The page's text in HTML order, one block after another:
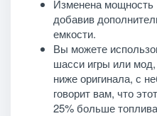
Изменена мощность
добавив
емкости.
Вы можете
шасси игры или
ниже оригинала, с
говорит вам, что
25% больше